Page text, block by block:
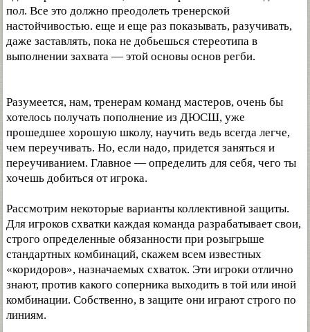
пол. Все это должно преодолеть тренерской
настойчивостью. еще и еще раз показывать, разучивать,
даже заставлять, пока не добьешься стереотипа в
выполнении захвата — этой основы основ регби.
Разумеется, нам, тренерам команд мастеров, очень бы
хотелось получать пополнение из ДЮСШ, уже
прошедшее хорошую школу, научить ведь всегда легче,
чем переучивать. Но, если надо, придется заняться и
переучиванием. Главное — определить для себя, чего ты
хочешь добиться от игрока.
Рассмотрим некоторые варианты коллективной защиты.
Для игроков схватки каждая команда разрабатывает свои,
строго определенные обязанности при розыгрыше
стандартных комбинаций, скажем всем известных
«коридоров», назначаемых схваток. Эти игроки отлично
знают, против какого соперника выходить в той или иной
комбинации. Собственно, в защите они играют строго по
линиям.